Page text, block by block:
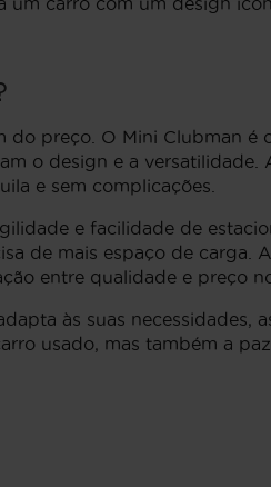
do preço. O Mini Clubman é
o design e a
e sem complicações.
e facilidade de
de mais espaço de carga.
entre qualidade e preço
às suas necessidades,
usado, mas também a